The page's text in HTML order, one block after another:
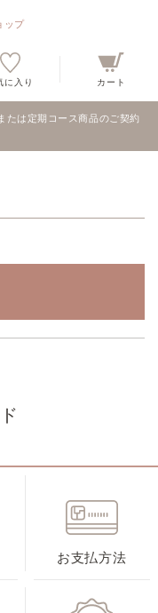
ップ
に入り カート
たは定期コース商品のご契約
お支払方法